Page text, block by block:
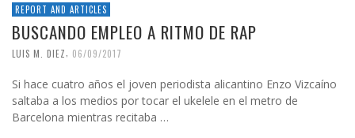
REPORT AND ARTICLES
BUSCANDO EMPLEO A RITMO DE RAP
LUIS M. DIEZ, 06/09/2017
Si hace cuatro años el joven periodista alicantino Enzo Vizcaíno
saltaba a los medios por tocar el ukelele en el metro de
Barcelona mientras recitaba …